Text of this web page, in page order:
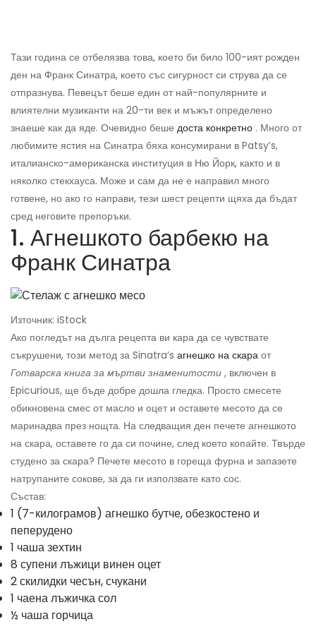
Тази година се отбелязва това, което би било 100-ият рожден
ден на Франк Синатра, което със сигурност си струва да се
отпразнува. Певецът беше един от най-популярните и
влиятелни музиканти на 20-ти век и мъжът определено
знаеше как да яде. Очевидно беше доста конкретно . Много от
любимите ястия на Синатра бяха консумирани в Patsy’s,
италианско-американска институция в Ню Йорк, както и в
няколко стекхауса. Може и сам да не е направил много
готвене, но ако го направи, тези шест рецепти щяха да бъдат
сред неговите препоръки.
1. Агнешкото барбекю на
Франк Синатра
Източник: iStock
Ако погледът на дълга рецепта ви кара да се чувствате
съкрушени, този метод за Sinatra’s агнешко на скара от
Готварска книга за мъртви знаменитости , включен в
Epicurious, ще бъде добре дошла гледка. Просто смесете
обикновена смес от масло и оцет и оставете месото да се
маринадва през нощта. На следващия ден печете агнешкото
на скара, оставете го да си почине, след което копайте. Твърде
студено за скара? Печете месото в гореща фурна и запазете
натрупаните сокове, за да ги използвате като сос.
Състав:
1 (7-килограмов) агнешко бутче, обезкостено и
пеперудено
1 чаша зехтин
8 супени лъжици винен оцет
2 скилидки чесън, счукани
1 чаена лъжичка сол
½ чаша горчица